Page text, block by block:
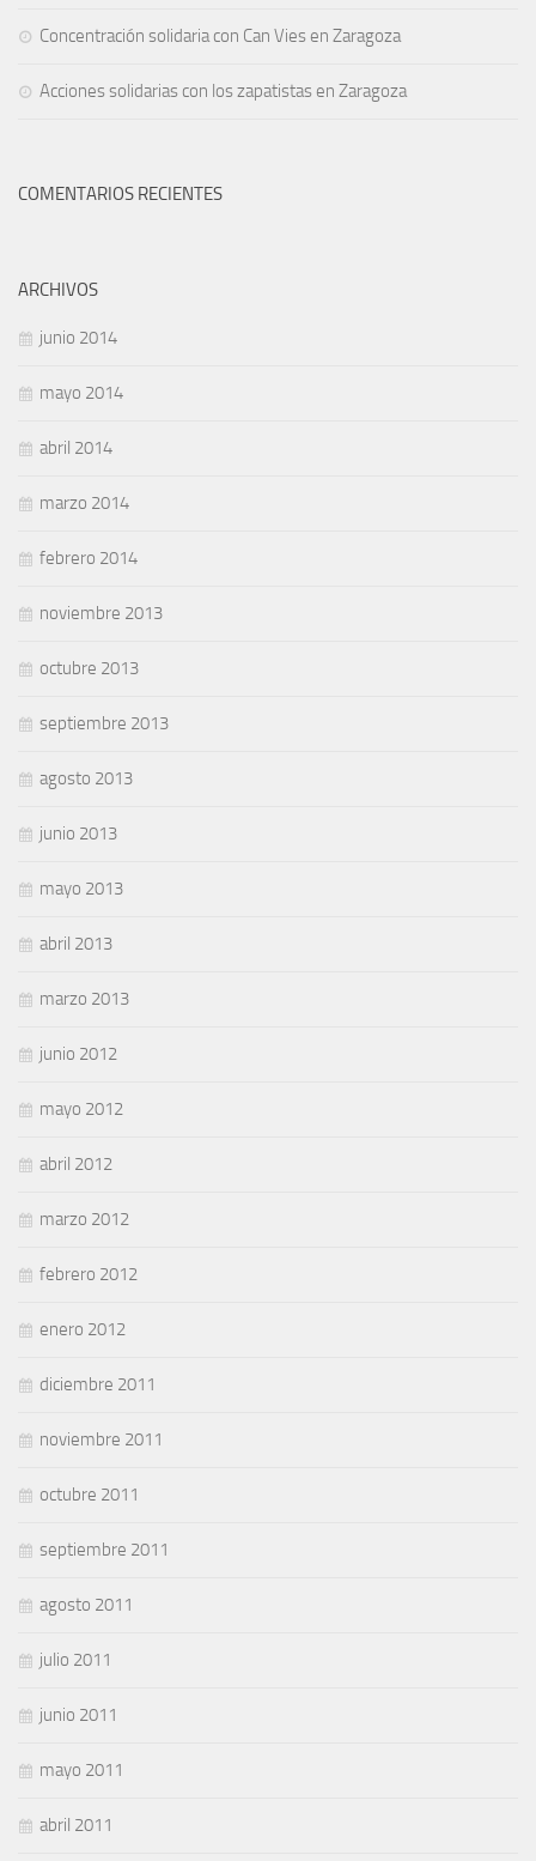
Concentración solidaria con Can Vies en Zaragoza
Acciones solidarias con los zapatistas en Zaragoza
COMENTARIOS RECIENTES
ARCHIVOS
junio 2014
mayo 2014
abril 2014
marzo 2014
febrero 2014
noviembre 2013
octubre 2013
septiembre 2013
agosto 2013
junio 2013
mayo 2013
abril 2013
marzo 2013
junio 2012
mayo 2012
abril 2012
marzo 2012
febrero 2012
enero 2012
diciembre 2011
noviembre 2011
octubre 2011
septiembre 2011
agosto 2011
julio 2011
junio 2011
mayo 2011
abril 2011